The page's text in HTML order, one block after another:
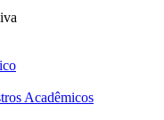
Acadêmicos